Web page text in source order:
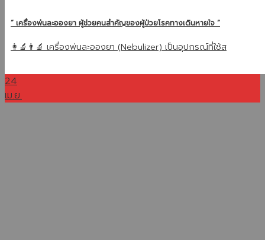
” เครื่องพ่นละอองยา ผู้ช่วยคนสำคัญของผู้ป่วยโรคทางเดินหายใจ “
👩‍🔬👨‍🔬 เครื่องพ่นละอองยา (Nebulizer) เป็นอุปกรณ์ที่ใช้ส
24
เม.ย.